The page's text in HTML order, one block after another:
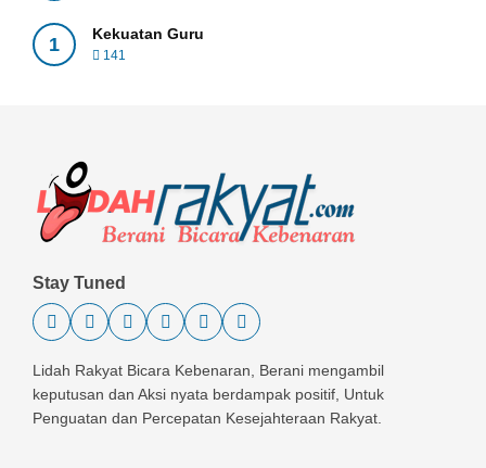
1 Kekuatan Guru
141
Stay Tuned
Lidah Rakyat Bicara Kebenaran, Berani mengambil
keputusan dan Aksi nyata berdampak positif, Untuk
Penguatan dan Percepatan Kesejahteraan Rakyat.